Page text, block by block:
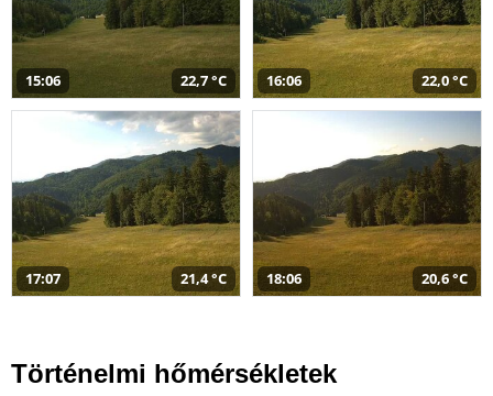
15:06 22,7 °C 16:06 22,0 °C
17:07 21,4 °C 18:06 20,6 °C
Történelmi hőmérsékletek